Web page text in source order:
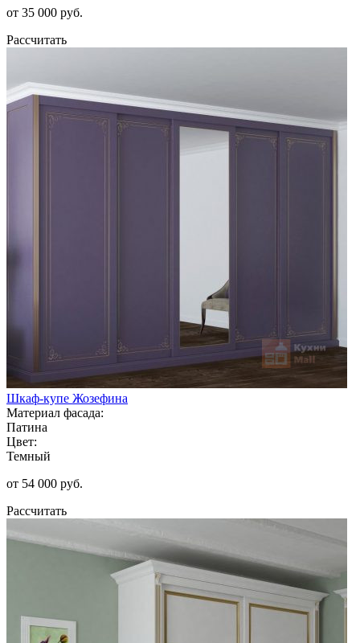
от 35 000 руб.
Рассчитать
Шкаф-купе Жозефина
Материал фасада:
Патина
Цвет:
Темный
от 54 000 руб.
Рассчитать